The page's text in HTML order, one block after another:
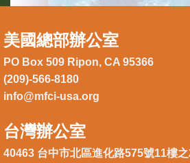
美國總部辦公室
PO Box 509 Ripon, CA 95366
(209)-566-8180
info@mfci-usa.org
台灣辦公室
40463 台中市北區進化路575號11樓